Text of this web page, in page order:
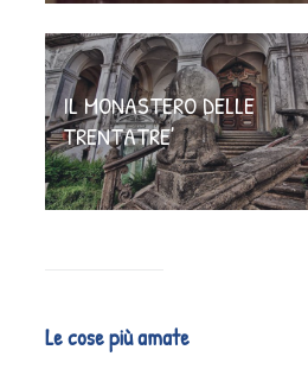
IL MONASTERO DELLE
TRENTATRE’
Le cose più amate